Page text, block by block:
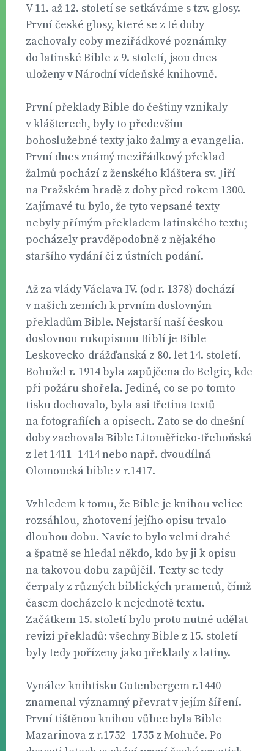
V 11. až 12. století se setkáváme s tzv. glosy.
První české glosy, které se z té doby
zachovaly coby meziřádkové poznámky
do latinské Bible z 9. století, jsou dnes
uloženy v Národní vídeňské knihovně.
První překlady Bible do češtiny vznikaly
v klášterech, byly to především
bohoslužebné texty jako žalmy a evangelia.
První dnes známý meziřádkový překlad
žalmů pochází z ženského kláštera sv. Jiří
na Pražském hradě z doby před rokem 1300.
Zajímavé tu bylo, že tyto vepsané texty
nebyly přímým překladem latinského textu;
pocházely pravděpodobně z nějakého
staršího vydání či z ústních podání.
Až za vlády Václava IV. (od r. 1378) dochází
v našich zemích k prvním doslovným
překladům Bible. Nejstarší naší českou
doslovnou rukopisnou Biblí je Bible
Leskovecko-drážďanská z 80. let 14. století.
Bohužel r. 1914 byla zapůjčena do Belgie, kde
při požáru shořela. Jediné, co se po tomto
tisku dochovalo, byla asi třetina textů
na fotografiích a opisech. Zato se do dnešní
doby zachovala Bible Litoměřicko-třeboňská
z let 1411–1414 nebo např. dvoudílná
Olomoucká bible z r.1417.
Vzhledem k tomu, že Bible je knihou velice
rozsáhlou, zhotovení jejího opisu trvalo
dlouhou dobu. Navíc to bylo velmi drahé
a špatně se hledal někdo, kdo by ji k opisu
na takovou dobu zapůjčil. Texty se tedy
čerpaly z různých biblických pramenů, čímž
časem docházelo k nejednotě textu.
Začátkem 15. století bylo proto nutné udělat
revizi překladů: všechny Bible z 15. století
byly tedy pořízeny jako překlady z latiny.
Vynález knihtisku Gutenbergem r.1440
znamenal významný převrat v jejím šíření.
První tištěnou knihou vůbec byla Bible
Mazarinova z r.1752–1755 z Mohuče. Po